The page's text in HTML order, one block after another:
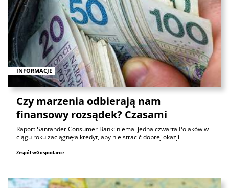
INFORMACJE
Czy marzenia odbierają nam
finansowy rozsądek? Czasami
Raport Santander Consumer Bank: niemal jedna czwarta Polaków w
ciągu roku zaciągnęła kredyt, aby nie stracić dobrej okazji
Zespół wGospodarce